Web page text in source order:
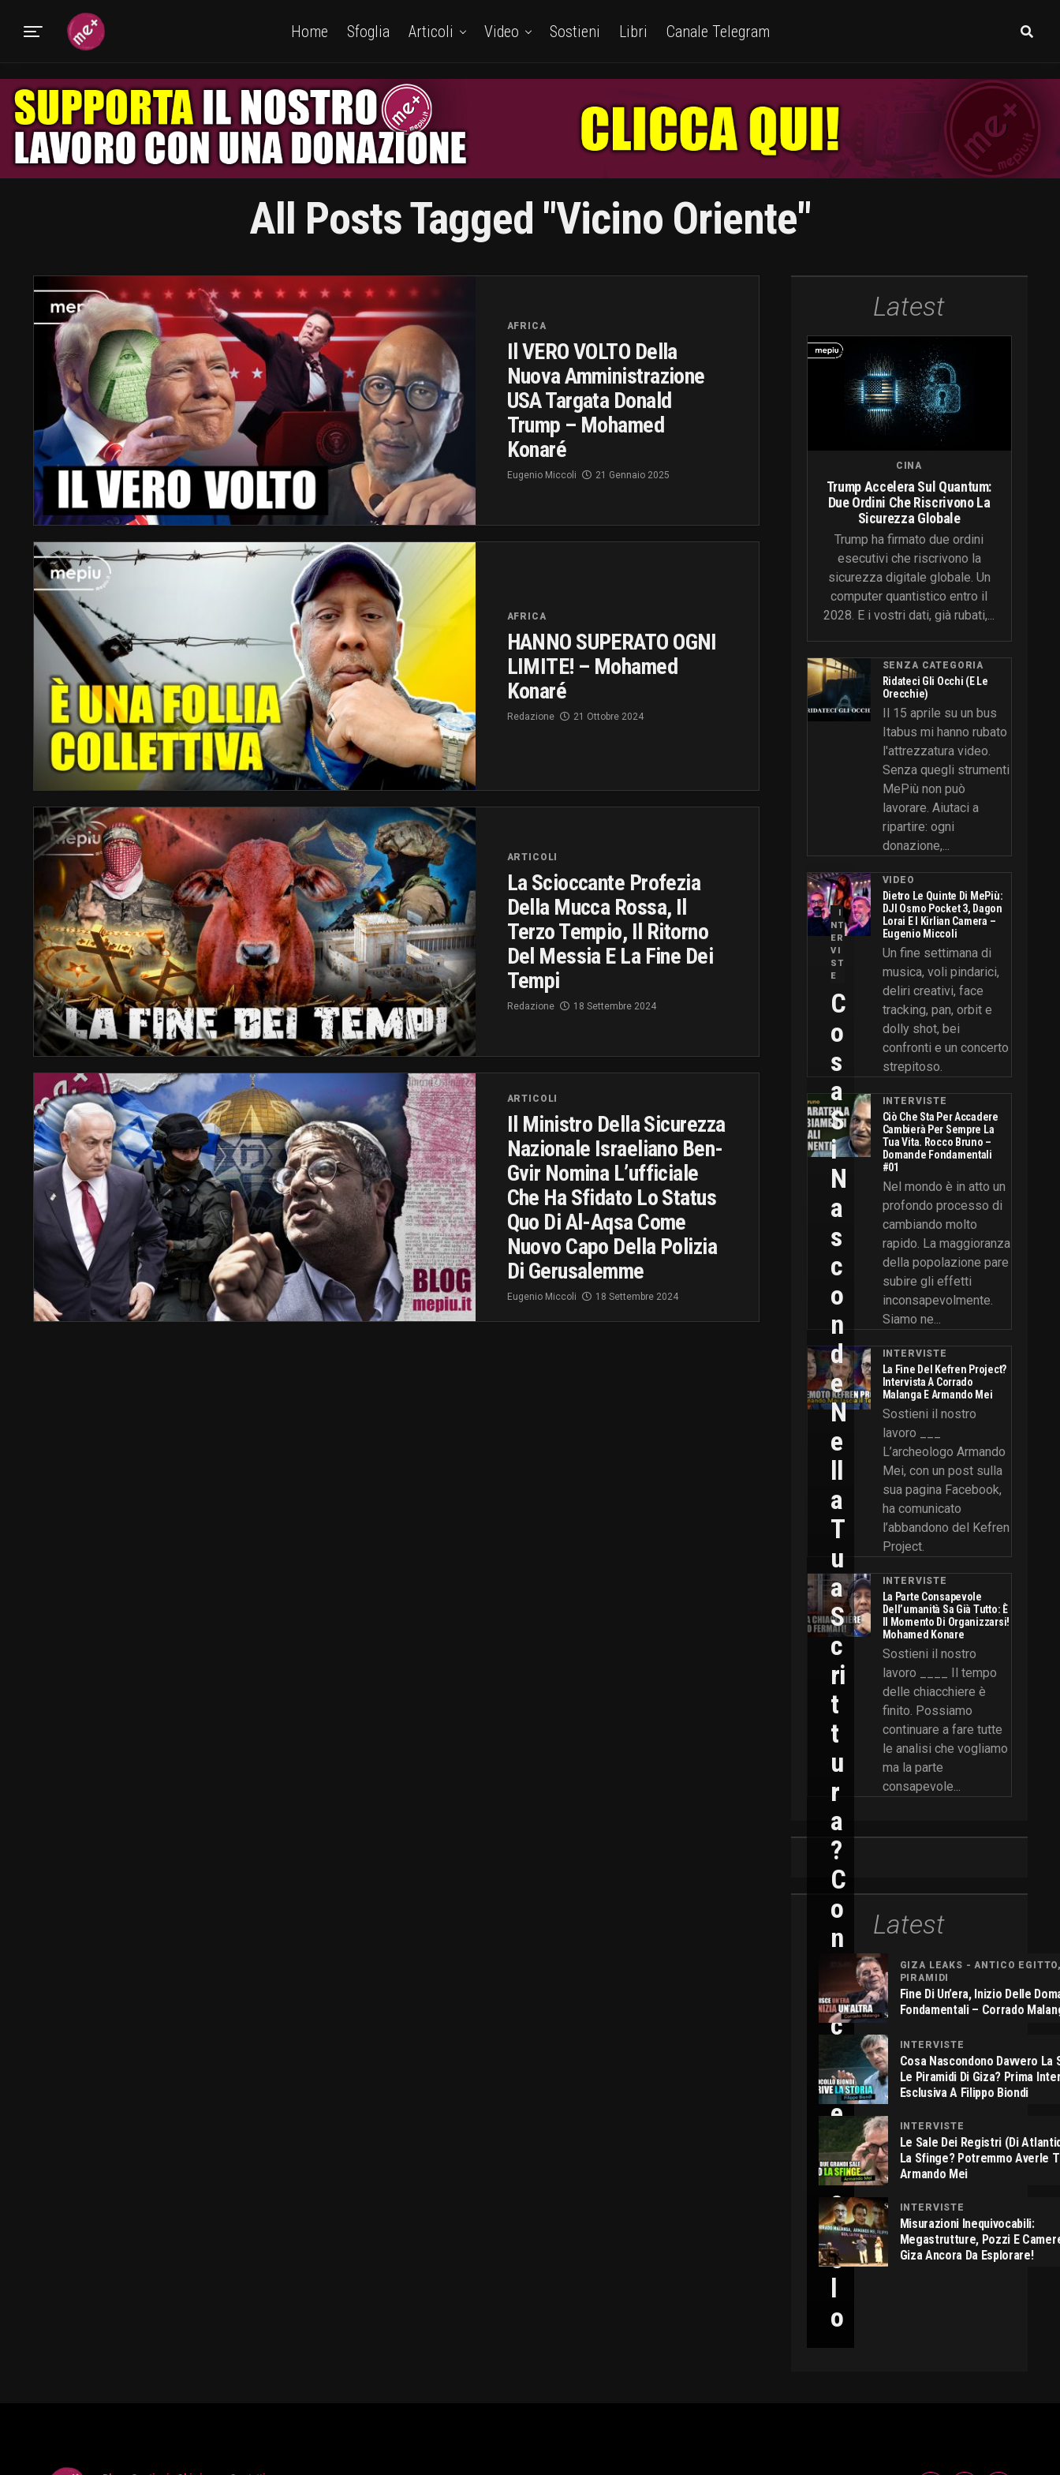
Home Sfoglia Articoli Video Sostieni Libri Canale Telegram
All Posts Tagged "Vicino Oriente"
AFRICA
Il VERO VOLTO Della
Nuova Amministrazione
USA Targata Donald
Trump – Mohamed
Konaré
Eugenio Miccoli 21 Gennaio 2025
AFRICA
HANNO SUPERATO OGNI
LIMITE! – Mohamed
Konaré
Redazione 21 Ottobre 2024
ARTICOLI
La Scioccante Profezia
Della Mucca Rossa, Il
Terzo Tempio, Il Ritorno
Del Messia E La Fine Dei
Tempi
Redazione 18 Settembre 2024
ARTICOLI
Il Ministro Della Sicurezza
Nazionale Israeliano Ben-
Gvir Nomina L’ufficiale
Che Ha Sfidato Lo Status
Quo Di Al-Aqsa Come
Nuovo Capo Della Polizia
Di Gerusalemme
Eugenio Miccoli 18 Settembre 2024
Latest
CINA
Trump Accelera Sul Quantum:
Due Ordini Che Riscrivono La
Sicurezza Globale
Trump ha firmato due ordini
esecutivi che riscrivono la
sicurezza digitale globale. Un
computer quantistico entro il
2028. E i vostri dati, già rubati,...
SENZA CATEGORIA
Ridateci Gli Occhi (e Le
Orecchie)
Il 15 aprile su un bus
Itabus mi hanno rubato
l'attrezzatura video.
Senza quegli strumenti
MePiù non può
lavorare. Aiutaci a
ripartire: ogni
donazione,...
VIDEO
Dietro Le Quinte Di MePiù:
DJI Osmo Pocket 3, Dagon
Lorai E I Kirlian Camera –
Eugenio Miccoli
Un fine settimana di
musica, voli pindarici,
deliri creativi, face
tracking, pan, orbit e
dolly shot, bei
confronti e un concerto
strepitoso.
INTERVISTE
Ciò Che Sta Per Accadere
Cambierà Per Sempre La
Tua Vita. Rocco Bruno –
Domande Fondamentali
#01
Nel mondo è in atto un
profondo processo di
cambiando molto
rapido. La maggioranza
della popolazione pare
subire gli effetti
inconsapevolmente.
Siamo ne...
INTERVISTE
La Fine Del Kefren Project?
Intervista A Corrado
Malanga E Armando Mei
Sostieni il nostro
lavoro ___
L’archeologo Armando
Mei, con un post sulla
sua pagina Facebook,
ha comunicato
l’abbandono del Kefren
Project.
INTERVISTE
La Parte Consapevole
Dell’umanità Sa Già Tutto: È
Il Momento Di Organizzarsi!
Mohamed Konare
Sostieni il nostro
lavoro ____ Il tempo
delle chiacchiere è
finito. Possiamo
continuare a fare tutte
le analisi che vogliamo
ma la parte
consapevole...
Latest
I
NT
ER
VI
ST
E
C
O
S
A
S
I
N
A
S
C
O
N
D
E
N
E
Ll
A
T
U
A
S
C
Ri
T
T
U
R
A
?
C
O
N
I
C
L
E
C
I
C
C
O
L
O
GIZA LEAKS - ANTICO
PIRAMIDI
Fine Di Un’era, Inizio Delle
Fondamentali – Corrado
INTERVISTE
Cosa Nascondono Davvero La
Le Piramidi Di Giza? Prima
Esclusiva A Filippo Biondi
INTERVISTE
Le Sale Dei Registri (di
La Sfinge? Potremmo Averle
Armando Mei
INTERVISTE
Misurazioni Inequivocabili:
Megastrutture, Pozzi E
Giza Ancora Da Esplorare!